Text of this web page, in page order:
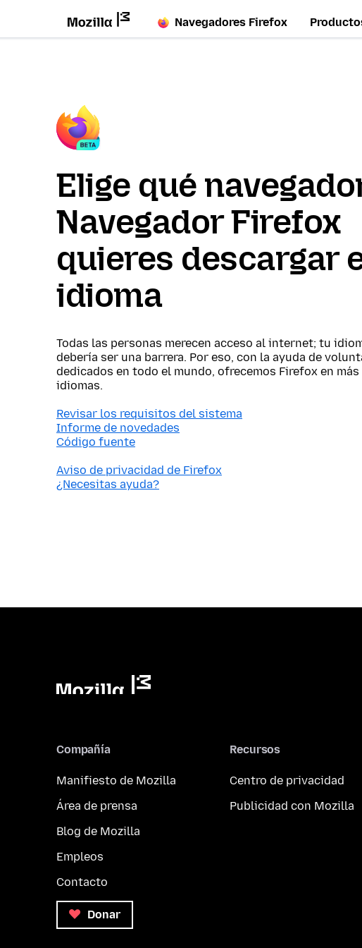
Navegadores Firefox
Elige qué
Navegador Firefox
quieres descargar
idioma
Todas las personas merecen acceso al internet; tu
debería ser una barrera. Por eso, con la ayuda de
dedicados en todo el mundo, ofrecemos Firefox en más
idiomas.
Revisar los requisitos del sistema
Informe de novedades
Código fuente
Aviso de privacidad de Firefox
¿Necesitas ayuda?
Compañía
Manifiesto de Mozilla
Área de prensa
Blog de Mozilla
Empleos
Contacto
Donar
Recursos
Centro de privacidad
Publicidad con Mozilla